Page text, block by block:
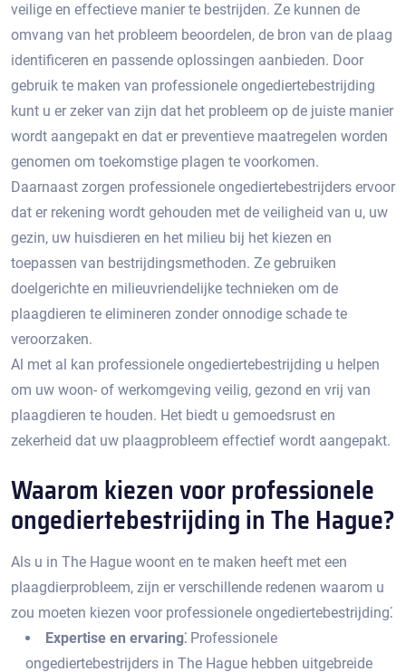
veilige en effectieve manier te bestrijden. Ze kunnen de
omvang van het probleem beoordelen, de bron van de plaag
identificeren en passende oplossingen aanbieden. Door
gebruik te maken van professionele ongediertebestrijding
kunt u er zeker van zijn dat het probleem op de juiste manier
wordt aangepakt en dat er preventieve maatregelen worden
genomen om toekomstige plagen te voorkomen.​
Daarnaast zorgen professionele ongediertebestrijders ervoor
dat er rekening wordt gehouden met de veiligheid van u, uw
gezin, uw huisdieren en het milieu bij het kiezen en
toepassen van bestrijdingsmethoden.​ Ze gebruiken
doelgerichte en milieuvriendelijke technieken om de
plaagdieren te elimineren zonder onnodige schade te
veroorzaken.​
Al met al kan professionele ongediertebestrijding u helpen
om uw woon- of werkomgeving veilig, gezond en vrij van
plaagdieren te houden.​ Het biedt u gemoedsrust en
zekerheid dat uw plaagprobleem effectief wordt aangepakt.
Waarom kiezen voor professionele
ongediertebestrijding in The Hague?​
Als u in The Hague woont en te maken heeft met een
plaagdierprobleem, zijn er verschillende redenen waarom u
zou moeten kiezen voor professionele ongediertebestrijding⁚
Expertise en ervaring⁚ Professionele
ongediertebestrijders in The Hague hebben uitgebreide